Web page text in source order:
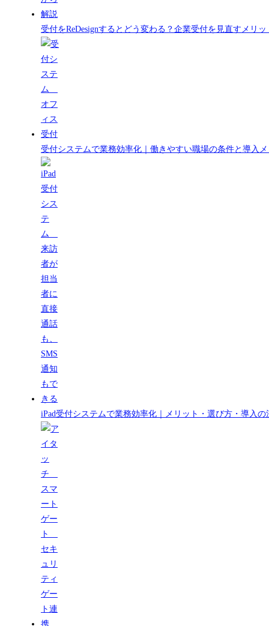
受付をReDesignするとどう変わる？企業受付を見直すメリ
受付システムで業務効率化｜働きやすい職場の条件と導入
iPad受付システムで業務効率化｜メリット・選び方・導入の